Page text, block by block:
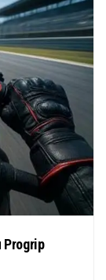
Progrip